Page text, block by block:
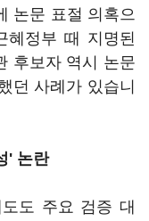
논문 표절 의혹으
혜정부 때 지명된
후보자 역시 논문
던 사례가 있습니
' 논란
도 주요 검증 대